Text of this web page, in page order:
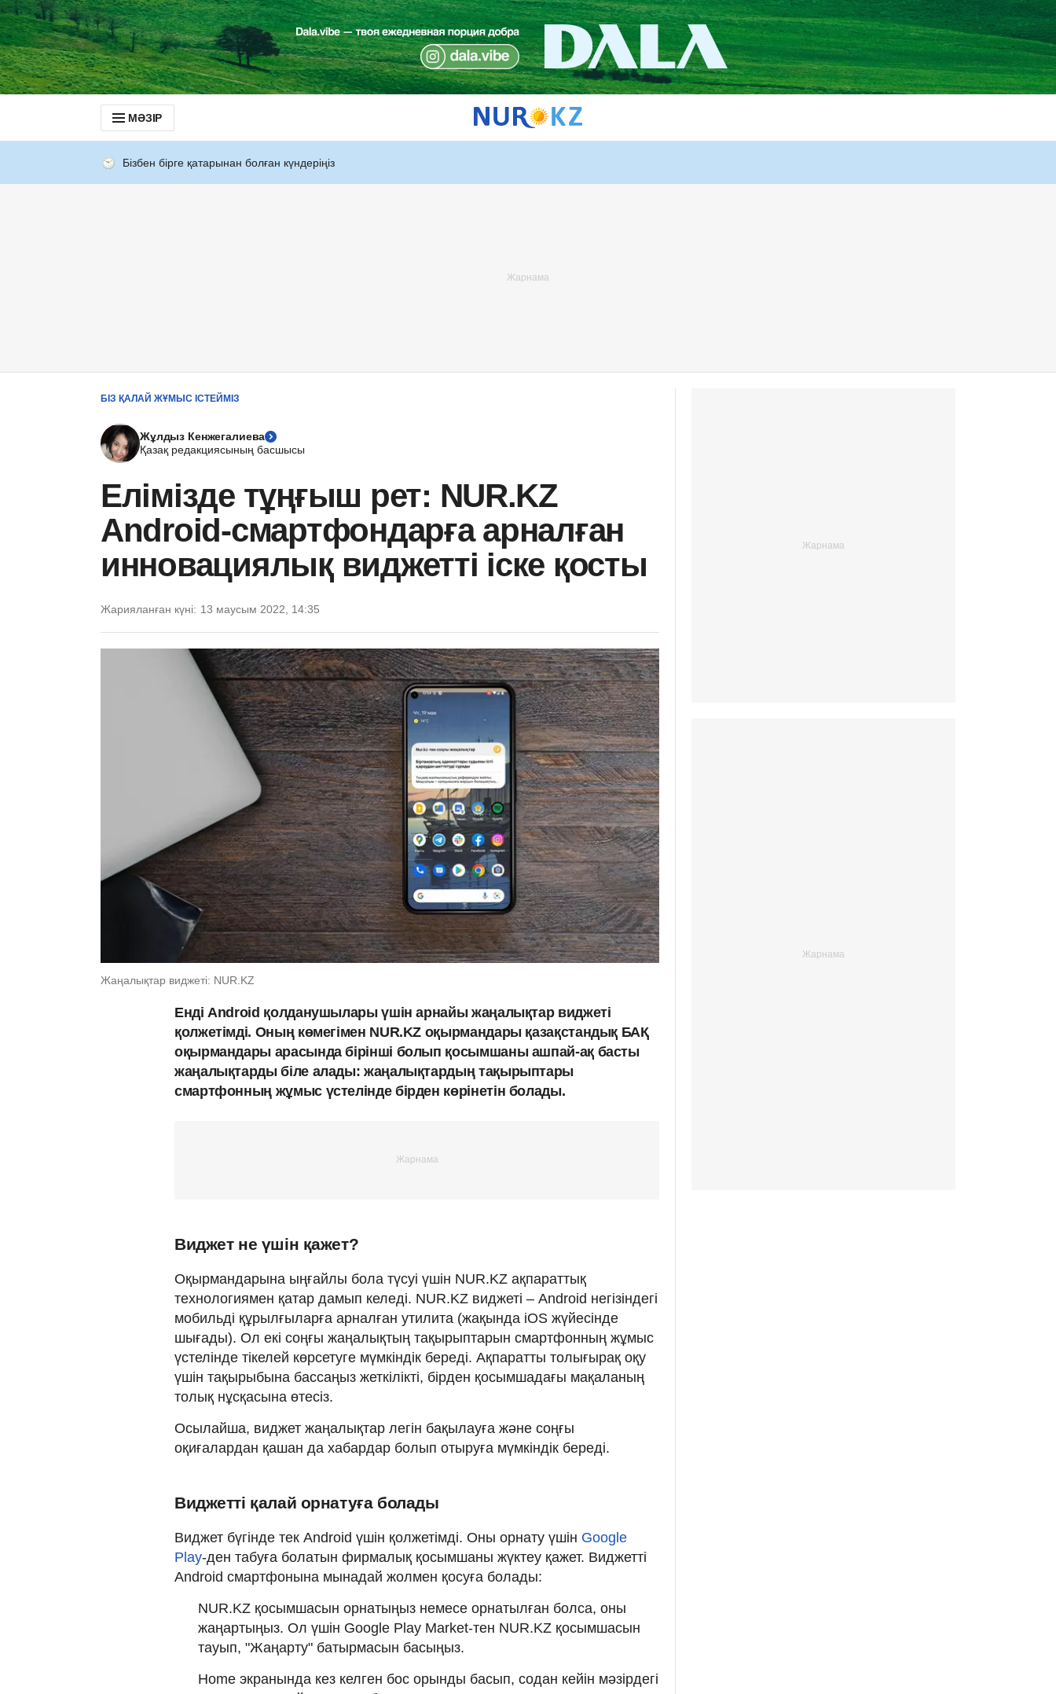
МӘЗІР
Бізбен бірге қатарынан болған күндеріңіз
БІЗ ҚАЛАЙ ЖҰМЫС ІСТЕЙМІЗ
Жұлдыз Кенжегалиева
Қазақ редакциясының басшысы
Елімізде тұңғыш рет: NUR.KZ
Android-смартфондарға арналған
инновациялық виджетті іске қосты
Жарияланған күні: 13 маусым 2022, 14:35
Жаңалықтар виджеті: NUR.KZ
Енді Android қолданушылары үшін арнайы жаңалықтар виджеті
қолжетімді. Оның көмегімен NUR.KZ оқырмандары қазақстандық БАҚ
оқырмандары арасында бірінші болып қосымшаны ашпай-ақ басты
жаңалықтарды біле алады: жаңалықтардың тақырыптары
смартфонның жұмыс үстелінде бірден көрінетін болады.
Виджет не үшін қажет?
Оқырмандарына ыңғайлы бола түсуі үшін NUR.KZ ақпараттық
технологиямен қатар дамып келеді. NUR.KZ виджеті – Android негізіндегі
мобильді құрылғыларға арналған утилита (жақында iOS жүйесінде
шығады). Ол екі соңғы жаңалықтың тақырыптарын смартфонның жұмыс
үстелінде тікелей көрсетуге мүмкіндік береді. Ақпаратты толығырақ оқу
үшін тақырыбына бассаңыз жеткілікті, бірден қосымшадағы мақаланың
толық нұсқасына өтесіз.
Осылайша, виджет жаңалықтар легін бақылауға және соңғы
оқиғалардан қашан да хабардар болып отыруға мүмкіндік береді.
Виджетті қалай орнатуға болады
Виджет бүгінде тек Android үшін қолжетімді. Оны орнату үшін Google
Play-ден табуға болатын фирмалық қосымшаны жүктеу қажет. Виджетті
Android смартфонына мынадай жолмен қосуға болады:
NUR.KZ қосымшасын орнатыңыз немесе орнатылған болса, оны
жаңартыңыз. Ол үшін Google Play Market-тен NUR.KZ қосымшасын
тауып, "Жаңарту" батырмасын басыңыз.
Home экранында кез келген бос орынды басып, содан кейін мәзірдегі